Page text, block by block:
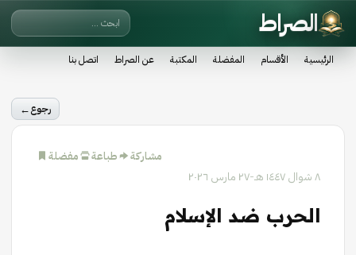
الصراط
الرئيسية الأقسام المفضلة المكتبة عن الصراط اتصل بنا
رجوع←
٨ شوال ١٤٤٧ هـ -٢٧ مارس ٢٠٢٦
مفضلة طباعة مشاركة
الحرب ضد الإسلام